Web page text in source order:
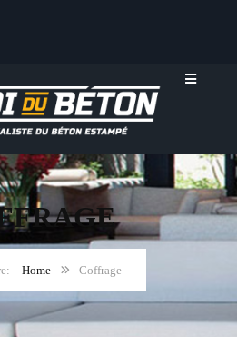
Home Coffrage